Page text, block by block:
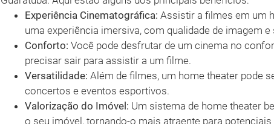
Experiência Cinematográfica: Assistir a filmes em um
uma experiência imersiva, com qualidade de imagem
Conforto: Você pode desfrutar de um cinema no
precisar sair para assistir a um filme.
Versatilidade: Além de filmes, um home theater pode
concertos e eventos esportivos.
Valorização do Imóvel: Um sistema de home theater
o seu imóvel, tornando-o mais atraente para